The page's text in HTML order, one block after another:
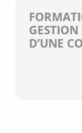
GESTION
D’UNE